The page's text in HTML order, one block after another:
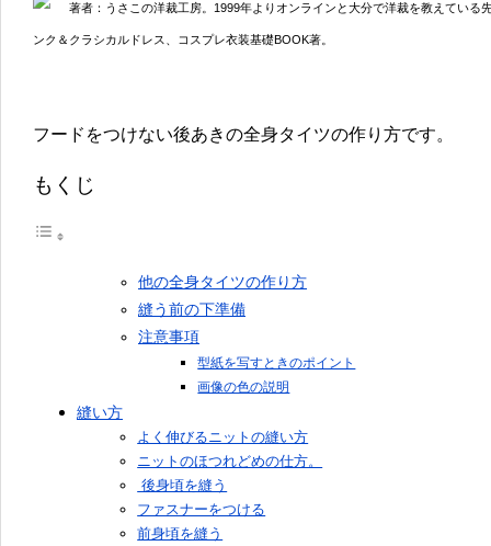
著者：うさこの洋裁工房。1999年よりオンラインと大分で洋裁を教えている
ンク＆クラシカルドレス、コスプレ衣装基礎BOOK著。
フードをつけない後あきの全身タイツの作り方です。
もくじ
他の全身タイツの作り方
縫う前の下準備
注意事項
型紙を写すときのポイント
画像の色の説明
縫い方
よく伸びるニットの縫い方
ニットのほつれどめの仕方。
後身頃を縫う
ファスナーをつける
前身頃を縫う